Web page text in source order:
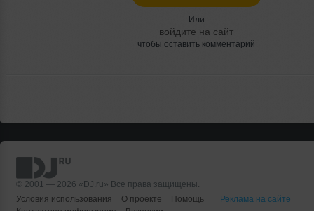
Или
войдите на сайт
чтобы оставить комментарий
© 2001 — 2026 «DJ.ru» Все права защищены.
Условия использования
О проекте Помощь
Реклама на сайте